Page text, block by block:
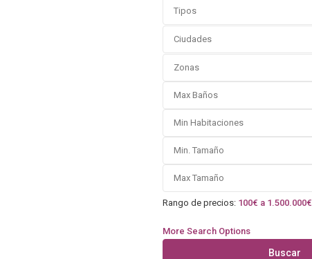
Tipos
Ciudades
Zonas
Rango de precios: 100€ a 1.500.000€
More Search Options
Buscar